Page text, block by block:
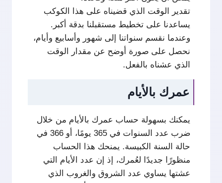
تقدير الوقت الذي قضيناه على هذا الكوكب
يساعدنا على تخطيط مستقبلنا بدقة أكبر.
وعندما نقسم سنواتنا إلى شهور وأسابيع وأيام،
نحصل على صورة أوضح عن مقدار الوقت
الذي عشناه بالفعل.
عمرك بالأيام
يمكنك بسهولة حساب عمرك بالأيام من خلال
ضرب عدد السنوات في 365 يومًا، أو 366 في
حالة السنة الكبيسة. يمنحك هذا الحساب
منظورًا جديدًا لعُمرك، إذ إن عدد الأيام التي
عشتها يساوي عدد الشروق والغروب الذي